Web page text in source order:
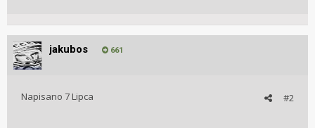
jakubos 661
#2
Napisano 7 Lipca